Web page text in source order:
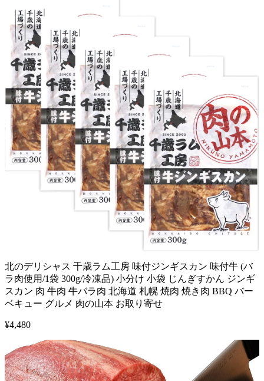
北のデリシャス 千歳ラム工房 味付ジンギスカン 味付牛 (バ
ラ肉使用/1袋 300g/冷凍品) 小分け 小袋 じんぎすかん ジンギ
スカン 肉 牛肉 牛バラ肉 北海道 札幌 焼肉 焼き肉 BBQ バー
ベキュー グルメ 肉の山本 お取り寄せ
¥4,480